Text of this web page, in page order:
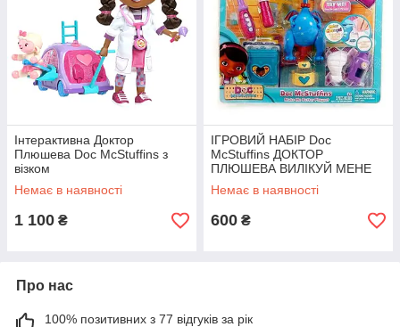
Інтерактивна Доктор
Плюшева Doc McStuffins з
візком
Немає в наявності
1 100 ₴
ІГРОВИЙ НАБІР Doc
McStuffins ДОКТОР
ПЛЮШЕВА ВИЛІКУЙ МЕНЕ
(З ДРАКОНЧИКОМ СТАФФИ)
Немає в наявності
600 ₴
Про нас
100% позитивних з 77 відгуків за рік